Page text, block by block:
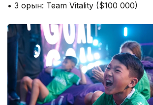
• 3 орын: Team Vitality ($100 000)